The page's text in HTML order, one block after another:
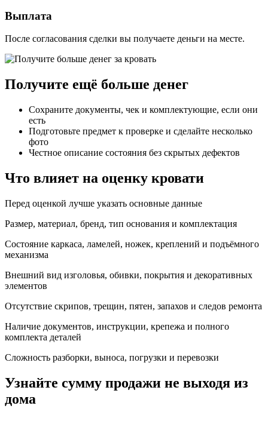
Выплата
После согласования сделки вы получаете деньги на месте.
Получите ещё больше денег
Сохраните документы, чек и комплектующие, если они
есть
Подготовьте предмет к проверке и сделайте несколько
фото
Честное описание состояния без скрытых дефектов
Что влияет на оценку кровати
Перед оценкой лучше указать основные данные
Размер, материал, бренд, тип основания и комплектация
Состояние каркаса, ламелей, ножек, креплений и подъёмного
механизма
Внешний вид изголовья, обивки, покрытия и декоративных
элементов
Отсутствие скрипов, трещин, пятен, запахов и следов ремонта
Наличие документов, инструкции, крепежа и полного
комплекта деталей
Сложность разборки, выноса, погрузки и перевозки
Узнайте сумму продажи не выходя из
дома